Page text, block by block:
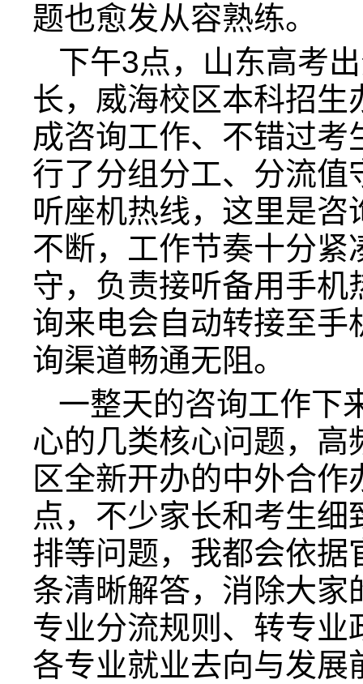
题也愈发从容熟练。
下午3点，山东高考
长，威海校区本科招
成咨询工作、不错过
行了分组分工、分流值
听座机热线，这里是
不断，工作节奏十分
守，负责接听备用手
询来电会自动转接至手
询渠道畅通无阻。
一整天的咨询工作下
心的几类核心问题，
区全新开办的中外合
点，不少家长和考生
排等问题，我都会依据
条清晰解答，消除大家
专业分流规则、转专
各专业就业去向与发展